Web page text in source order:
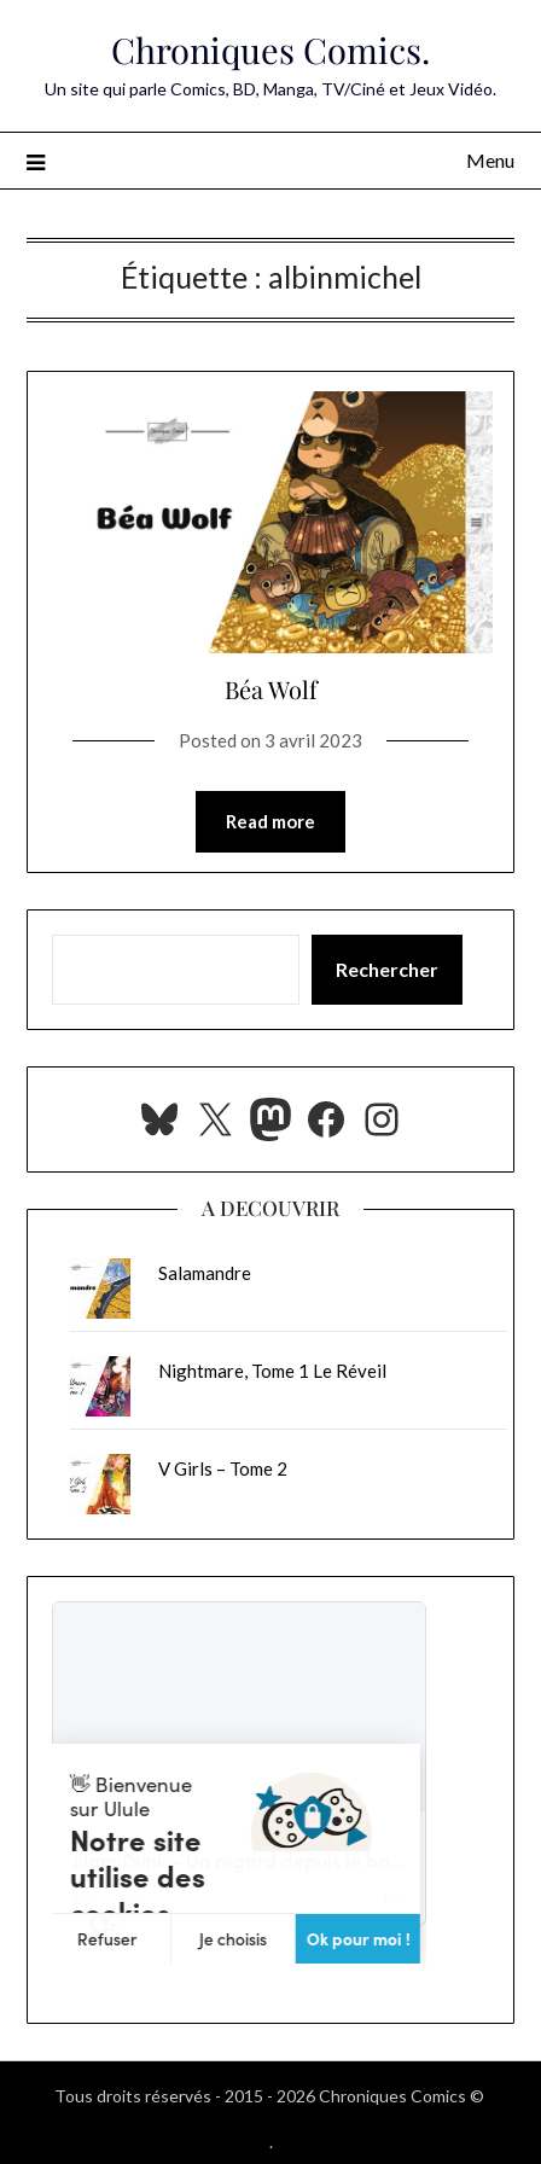
Chroniques Comics.
Un site qui parle Comics, BD, Manga, TV/Ciné et Jeux Vidéo.
Menu
Étiquette : albinmichel
Béa Wolf
Posted on 3 avril 2023
Read more
Rechercher
Bluesky
X Mastodon
Facebook
A DECOUVRIR
Salamandre
Nightmare, Tome 1 Le Réveil
V Girls – Tome 2
Tous droits réservés - 2015 - 2026 Chroniques Comics ©
.